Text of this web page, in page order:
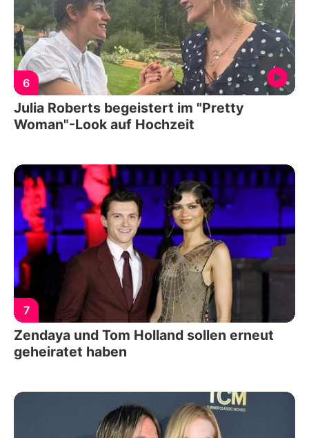
6
Julia Roberts begeistert im "Pretty
Woman"-Look auf Hochzeit
7
Zendaya und Tom Holland sollen erneut
geheiratet haben